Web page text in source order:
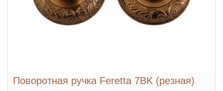
Поворотная ручка Feretta 7BK (резная)